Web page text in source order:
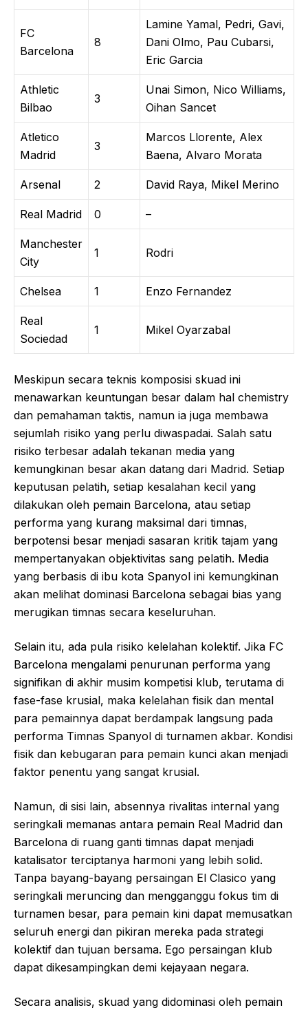
FC
Barcelona
8
Lamine Yamal, Pedri, Gavi,
Dani Olmo, Pau Cubarsi,
Eric Garcia
Athletic
Bilbao
3
Unai Simon, Nico Williams,
Oihan Sancet
Atletico
Madrid
3
Marcos Llorente, Alex
Baena, Alvaro Morata
Arsenal 2 David Raya, Mikel Merino
Real Madrid 0 –
Manchester
City
1 Rodri
Chelsea 1 Enzo Fernandez
Real
Sociedad
1 Mikel Oyarzabal
Meskipun secara teknis komposisi skuad ini
menawarkan keuntungan besar dalam hal chemistry
dan pemahaman taktis, namun ia juga membawa
sejumlah risiko yang perlu diwaspadai. Salah satu
risiko terbesar adalah tekanan media yang
kemungkinan besar akan datang dari Madrid. Setiap
keputusan pelatih, setiap kesalahan kecil yang
dilakukan oleh pemain Barcelona, atau setiap
performa yang kurang maksimal dari timnas,
berpotensi besar menjadi sasaran kritik tajam yang
mempertanyakan objektivitas sang pelatih. Media
yang berbasis di ibu kota Spanyol ini kemungkinan
akan melihat dominasi Barcelona sebagai bias yang
merugikan timnas secara keseluruhan.
Selain itu, ada pula risiko kelelahan kolektif. Jika FC
Barcelona mengalami penurunan performa yang
signifikan di akhir musim kompetisi klub, terutama di
fase-fase krusial, maka kelelahan fisik dan mental
para pemainnya dapat berdampak langsung pada
performa Timnas Spanyol di turnamen akbar. Kondisi
fisik dan kebugaran para pemain kunci akan menjadi
faktor penentu yang sangat krusial.
Namun, di sisi lain, absennya rivalitas internal yang
seringkali memanas antara pemain Real Madrid dan
Barcelona di ruang ganti timnas dapat menjadi
katalisator terciptanya harmoni yang lebih solid.
Tanpa bayang-bayang persaingan El Clasico yang
seringkali meruncing dan mengganggu fokus tim di
turnamen besar, para pemain kini dapat memusatkan
seluruh energi dan pikiran mereka pada strategi
kolektif dan tujuan bersama. Ego persaingan klub
dapat dikesampingkan demi kejayaan negara.
Secara analisis, skuad yang didominasi oleh pemain